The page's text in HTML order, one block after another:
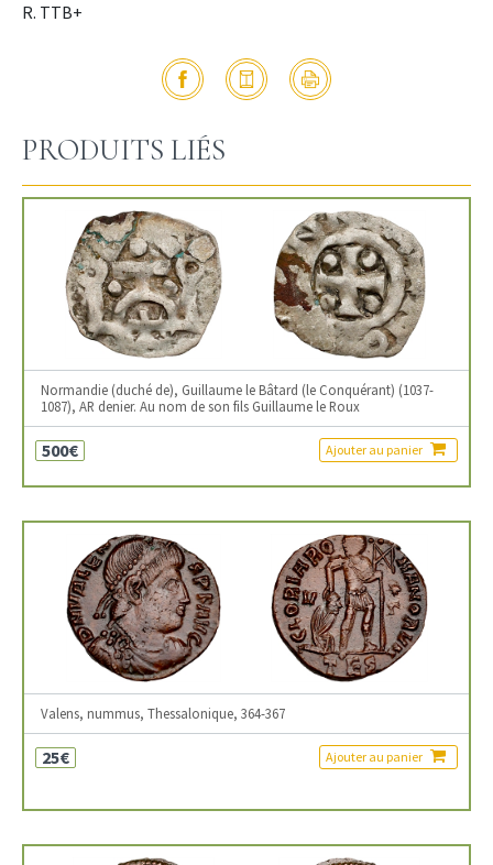
R. TTB+
PRODUITS LIÉS
Normandie (duché de), Guillaume le Bâtard (le Conquérant) (1037-
1087), AR denier. Au nom de son fils Guillaume le Roux
500€ Ajouter au panier
Valens, nummus, Thessalonique, 364-367
25€ Ajouter au panier